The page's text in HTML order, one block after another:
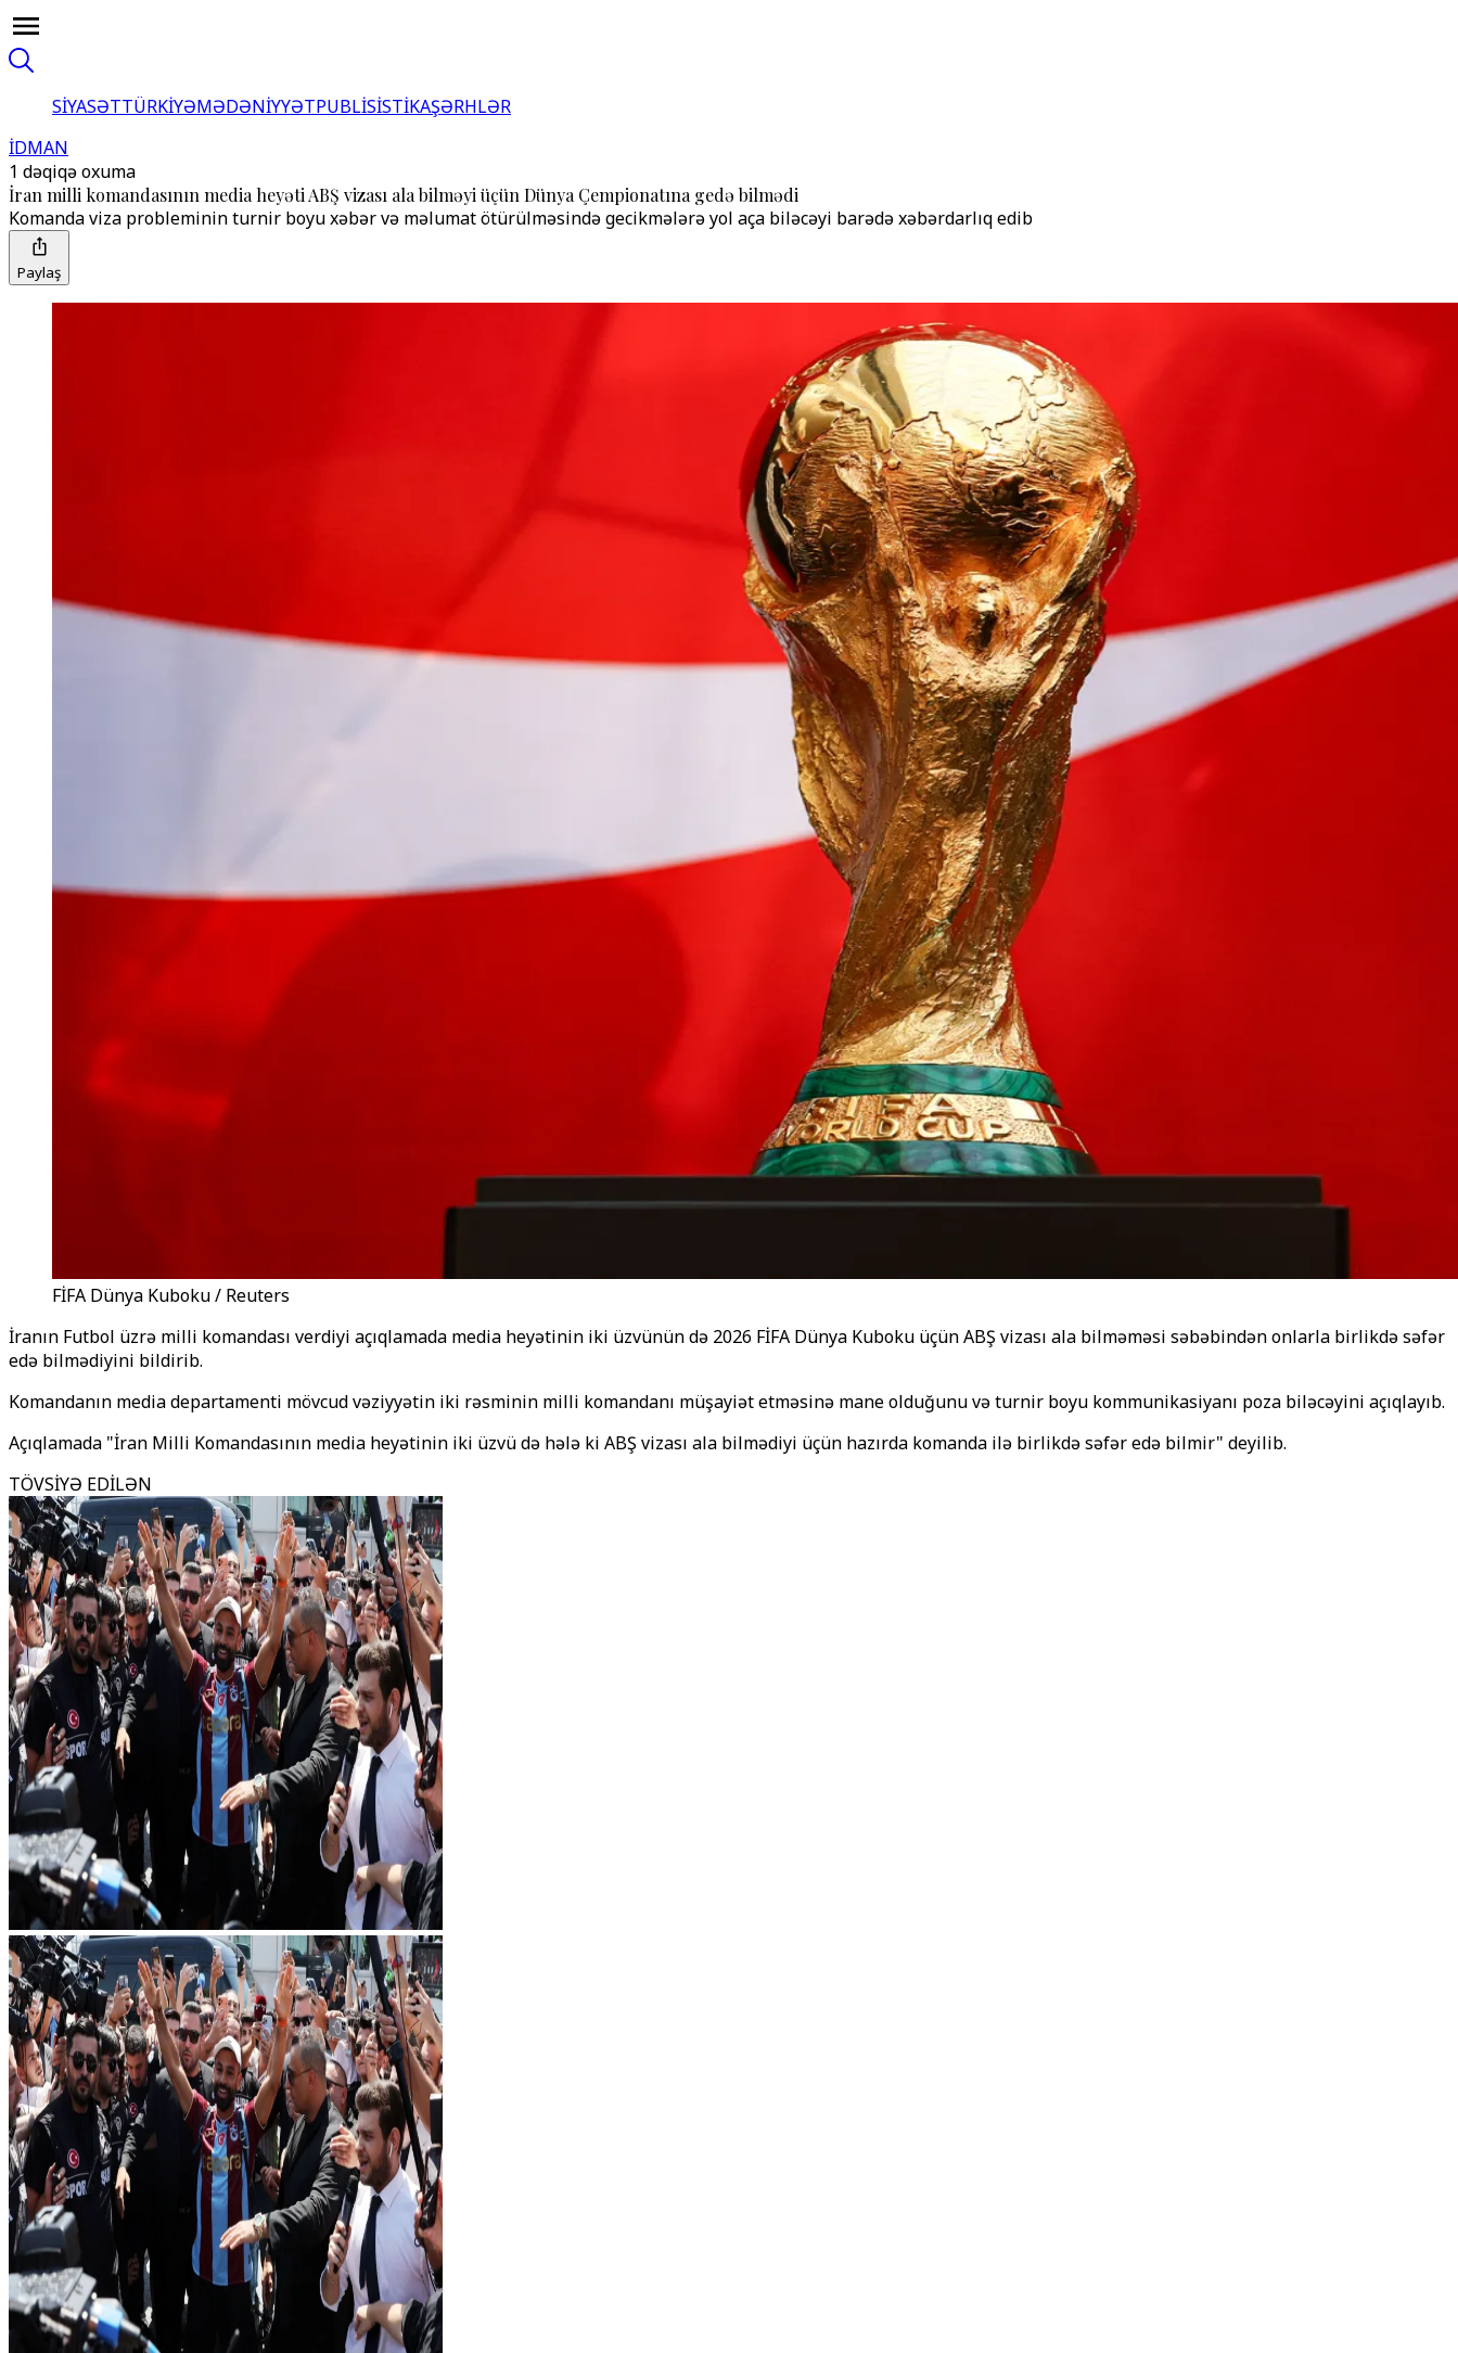
SİYASƏTTÜRKİYƏMƏDƏNİYYƏTPUBLİSİSTİKAŞƏRHLƏR
İDMAN
1 dəqiqə oxuma
İran milli komandasının media heyəti ABŞ vizası ala bilməyi üçün Dünya Çempionatına gedə bilmədi
Komanda viza probleminin turnir boyu xəbər və məlumat ötürülməsində gecikmələrə yol aça biləcəyi barədə xəbərdarlıq edib
Paylaş
FİFA Dünya Kuboku / Reuters
İranın Futbol üzrə milli komandası verdiyi açıqlamada media heyətinin iki üzvünün də 2026 FİFA Dünya Kuboku üçün ABŞ vizası ala bilməməsi səbəbindən onlarla birlikdə səfər
edə bilmədiyini bildirib.
Komandanın media departamenti mövcud vəziyyətin iki rəsminin milli komandanı müşayiət etməsinə mane olduğunu və turnir boyu kommunikasiyanı poza biləcəyini açıqlayıb.
Açıqlamada "İran Milli Komandasının media heyətinin iki üzvü də hələ ki ABŞ vizası ala bilmədiyi üçün hazırda komanda ilə birlikdə səfər edə bilmir" deyilib.
TÖVSİYƏ EDİLƏN